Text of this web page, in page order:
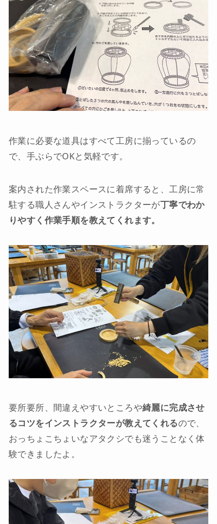
作業に必要な道具はすべて工房に揃っているの
で、手ぶらでOKと気軽です。
案内された作業スペースに着席すると、工房に常
駐する職人さんやインストラクターが丁寧でわか
りやすく作業手順を教えてくれます。
要所要所、間違えやすいところや綺麗に完成させ
るコツをインストラクターが教えてくれるので、
おっちょこちょいなアタクシでも迷うことなく体
験できましたよ。